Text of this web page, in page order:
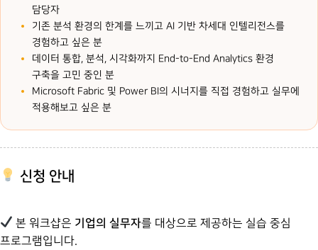
담당자
기존 분석 환경의 한계를 느끼고 AI 기반 차세대 인텔리전스를
경험하고 싶은 분
데이터 통합, 분석, 시각화까지 End-to-End Analytics 환경
구축을 고민 중인 분
Microsoft Fabric 및 Power BI의 시너지를 직접 경험하고 실무에
적용해보고 싶은 분
신청 안내
본 워크샵은 기업의 실무자를 대상으로 제공하는 실습 중심
프로그램입니다.